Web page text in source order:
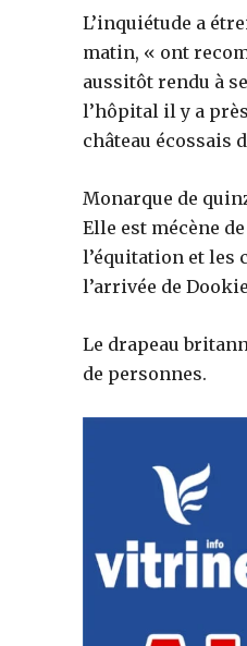
L’inquiétude a
matin, « ont
aussitôt rendu à
l’hôpital il y a
château écossais
Monarque de
Elle est mécène
l’équitation et les
l’arrivée de
Le drapeau
de personnes.